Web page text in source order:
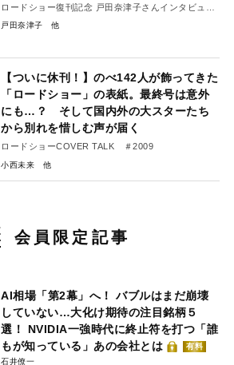
ロードショー復刊記念 戸田奈津子さんインタビュー
①
戸田奈津子
【ついに休刊！】のべ142人が飾ってきた
「ロードショー」の表紙。最終号は意外
にも…？ そして国内外の大スターたち
から別れを惜しむ声が届く
ロードショーCOVER TALK ＃2009
小西未来
会員限定記事
AI相場「第2幕」へ！ バブルはまだ崩壊
していない…大化け期待の注目銘柄５
選！ NVIDIA一強時代に終止符を打つ「誰
もが知っている」あの会社とは
有料
石井僚一